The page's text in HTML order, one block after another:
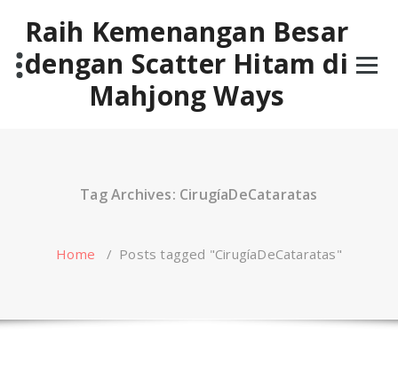
contentRaih Kemenangan Besar
dengan Scatter Hitam di
Mahjong Ways
Tag Archives: CirugíaDeCataratas
Home / Posts tagged "CirugíaDeCataratas"